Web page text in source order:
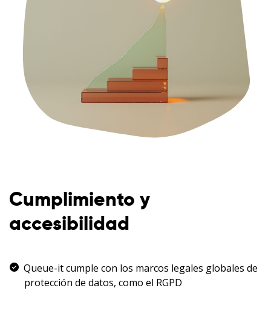
Cumplimiento y
accesibilidad
Queue-it cumple con los marcos legales globales de
protección de datos, como el RGPD